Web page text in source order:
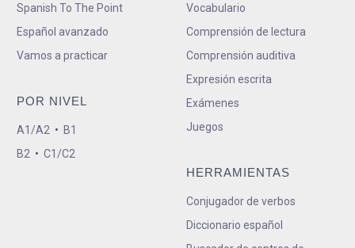
Spanish To The Point
Español avanzado
Vamos a practicar
POR NIVEL
A1/A2 • B1
B2 • C1/C2
Vocabulario
Comprensión de lectura
Comprensión auditiva
Expresión escrita
Exámenes
Juegos
HERRAMIENTAS
Conjugador de verbos
Diccionario español